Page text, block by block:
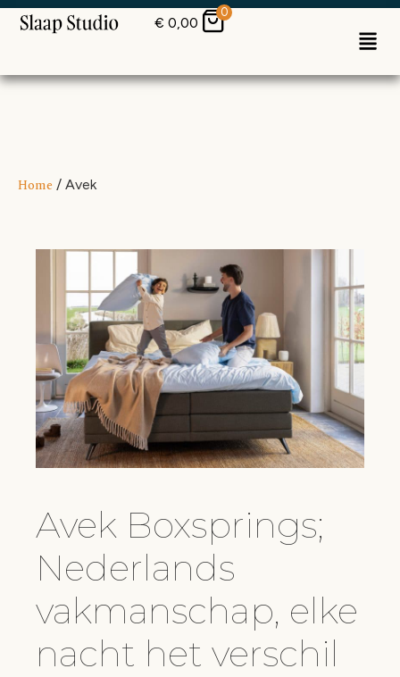
€ 0,00
0
Home / Avek
Avek Boxsprings;
Nederlands
vakmanschap, elke
nacht het verschil